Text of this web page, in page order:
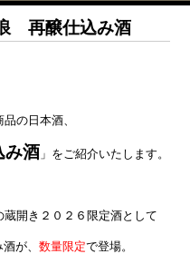
再醸仕込み酒
の日本酒、
酒 」をご紹介いたします。
開き２０２６限定酒として
酒が、数量限定で登場。